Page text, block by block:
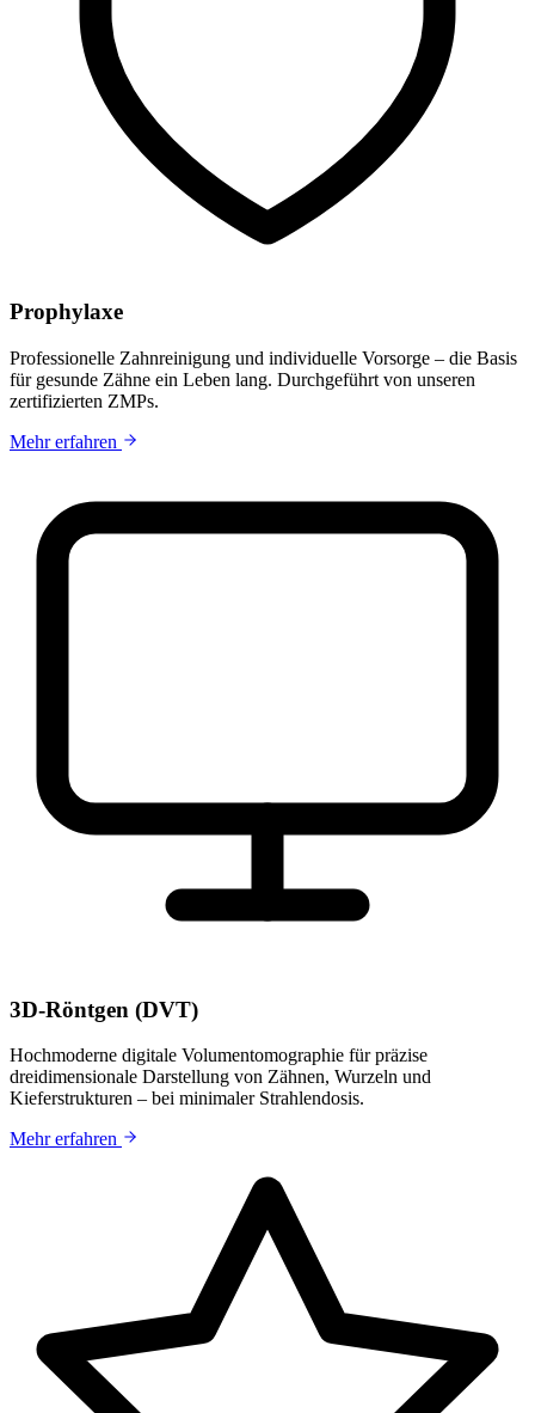
Prophylaxe
Professionelle Zahnreinigung und individuelle Vorsorge – die Basis
für gesunde Zähne ein Leben lang. Durchgeführt von unseren
zertifizierten ZMPs.
Mehr erfahren
3D-Röntgen (DVT)
Hochmoderne digitale Volumentomographie für präzise
dreidimensionale Darstellung von Zähnen, Wurzeln und
Kieferstrukturen – bei minimaler Strahlendosis.
Mehr erfahren